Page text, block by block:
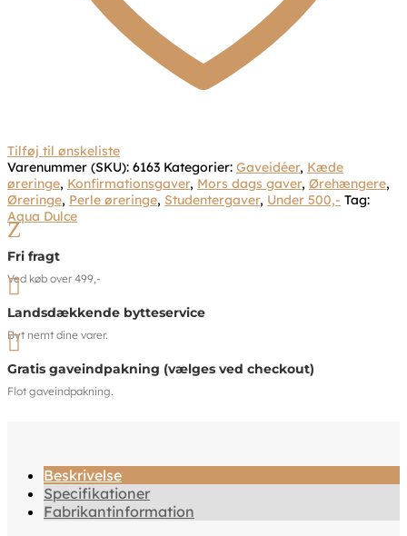
Tilføj til ønskeliste
Varenummer (SKU): 6163 Kategorier: Gaveidéer, Kæde
øreringe, Konfirmationsgaver, Mors dags gaver, Ørehængere,
Øreringe, Perle øreringe, Studentergaver, Under 500,- Tag:
Aqua Dulce
Z
Fri fragt
Ved køb over 499,-

Landsdækkende bytteservice
Byt nemt dine varer.

Gratis gaveindpakning (vælges ved checkout)
Flot gaveindpakning.
Beskrivelse
Specifikationer
Fabrikantinformation